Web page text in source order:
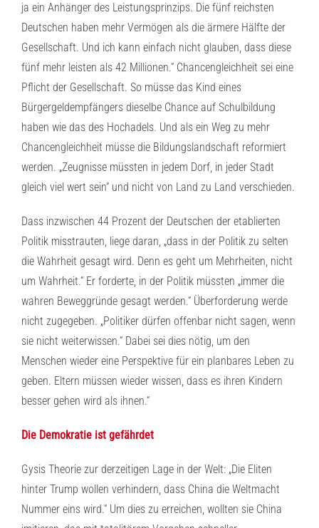
ja ein Anhänger des Leistungsprinzips. Die fünf reichsten
Deutschen haben mehr Vermögen als die ärmere Hälfte der
Gesellschaft. Und ich kann einfach nicht glauben, dass diese
fünf mehr leisten als 42 Millionen.“ Chancengleichheit sei eine
Pflicht der Gesellschaft. So müsse das Kind eines
Bürgergeldempfängers dieselbe Chance auf Schulbildung
haben wie das des Hochadels. Und als ein Weg zu mehr
Chancengleichheit müsse die Bildungslandschaft reformiert
werden. „Zeugnisse müssten in jedem Dorf, in jeder Stadt
gleich viel wert sein“ und nicht von Land zu Land verschieden.
Dass inzwischen 44 Prozent der Deutschen der etablierten
Politik misstrauten, liege daran, „dass in der Politik zu selten
die Wahrheit gesagt wird. Denn es geht um Mehrheiten, nicht
um Wahrheit.“ Er forderte, in der Politik müssten „immer die
wahren Beweggründe gesagt werden.“ Überforderung werde
nicht zugegeben. „Politiker dürfen offenbar nicht sagen, wenn
sie nicht weiterwissen.“ Dabei sei dies nötig, um den
Menschen wieder eine Perspektive für ein planbares Leben zu
geben. Eltern müssen wieder wissen, dass es ihren Kindern
besser gehen wird als ihnen.“
Die Demokratie ist gefährdet
Gysis Theorie zur derzeitigen Lage in der Welt: „Die Eliten
hinter Trump wollen verhindern, dass China die Weltmacht
Nummer eins wird.“ Um dies zu erreichen, wollten sie China